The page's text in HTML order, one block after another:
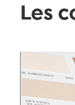
Les